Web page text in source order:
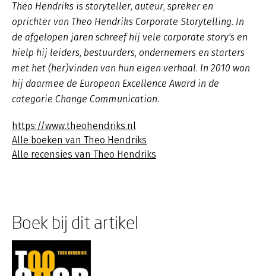
Theo Hendriks is storyteller, auteur, spreker en
oprichter van Theo Hendriks Corporate Storytelling. In
de afgelopen jaren schreef hij vele corporate story's en
hielp hij leiders, bestuurders, ondernemers en starters
met het (her)vinden van hun eigen verhaal. In 2010 won
hij daarmee de European Excellence Award in de
categorie Change Communication.
https://www.theohendriks.nl
Alle boeken van Theo Hendriks
Alle recensies van Theo Hendriks
Boek bij dit artikel